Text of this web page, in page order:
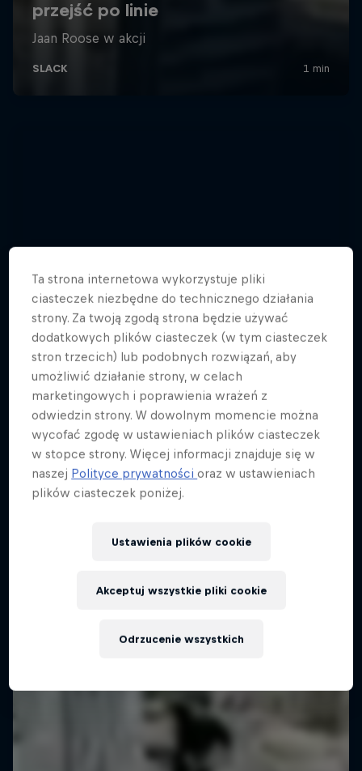
Red Bull Linia Czasu - zobacz zdjęcia z
przejścia Jaana Roose nad Warszawą
28 Zdjęcia
Ta strona internetowa wykorzystuje pliki
ciasteczek niezbędne do technicznego działania
strony. Za twoją zgodą strona będzie używać
dodatkowych plików ciasteczek (w tym ciasteczek
stron trzecich) lub podobnych rozwiązań, aby
umożliwić działanie strony, w celach
marketingowych i poprawienia wrażeń z
odwiedzin strony. W dowolnym momencie można
wycofać zgodę w ustawieniach plików ciasteczek
w stopce strony. Więcej informacji znajduje się w
naszej Polityce prywatnościoraz w ustawieniach
plików ciasteczek poniżej.
Ustawienia plików cookie
Odrzucenie wszystkich
Akceptuj wszystkie pliki cookie